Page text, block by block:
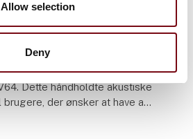
Allow selection
Deny
til visualisering og
støj
G5778 præsenterer Elma
Dette håndholdte akustiske
der ønsker at have al